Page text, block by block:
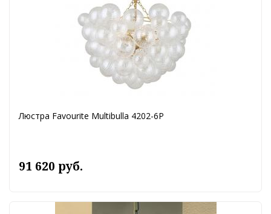
Люстра Favourite Multibulla 4202-6P
91 620 руб.